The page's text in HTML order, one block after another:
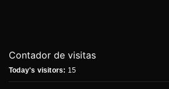
Contador de visitas
Today's visitors: 15